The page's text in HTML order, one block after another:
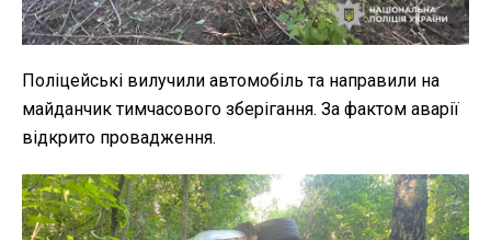
Поліцейські вилучили автомобіль та направили на
майданчик тимчасового зберігання. За фактом аварії
відкрито провадження.